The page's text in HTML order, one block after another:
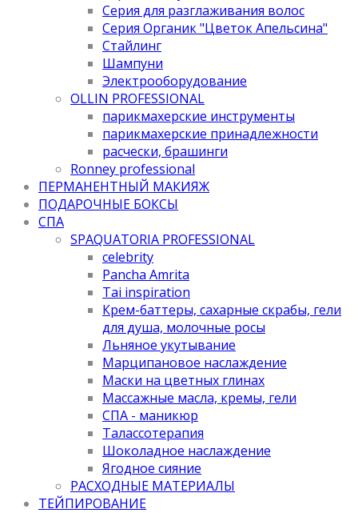
Серия для разглаживания волос
Серия Органик "Цветок Апельсина"
Стайлинг
Шампуни
Электрооборудование
OLLIN PROFESSIONAL
парикмахерские инструменты
парикмахерские принадлежности
расчески, брашинги
Ronney professional
ПЕРМАНЕНТНЫЙ МАКИЯЖ
ПОДАРОЧНЫЕ БОКСЫ
СПА
SPAQUATORIA PROFESSIONAL
celebrity
Pancha Amrita
Tai inspiration
Крем-баттеры, сахарные скрабы, гели
для душа, молочные росы
Льняное укутывание
Марципановое наслаждение
Маски на цветных глинах
Массажные масла, кремы, гели
СПА - маникюр
Талассотерапия
Шоколадное наслаждение
Ягодное сияние
РАСХОДНЫЕ МАТЕРИАЛЫ
ТЕЙПИРОВАНИЕ